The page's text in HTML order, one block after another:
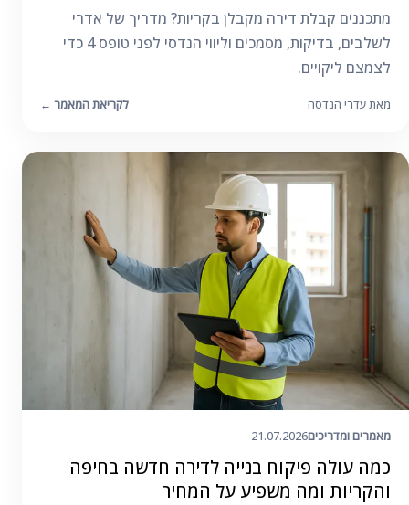
מתכננים קבלת דירה מקבלן בקריות? מדריך של אדרי
לשלבים, בדיקות, מסמכים וליווי הנדסי לפני טופס 4 כדי
לצמצם ליקויים.
מאת עדרי הנדסה לקריאת המאמר ←
מאמרים ומדריכים21.07.2026
כמה עולה פיקוח בנייה לדירה חדשה בחיפה
והקריות ומה משפיע על המחיר